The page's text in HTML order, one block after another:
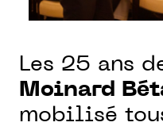
Les 25 ans
Moinard
mobilisé